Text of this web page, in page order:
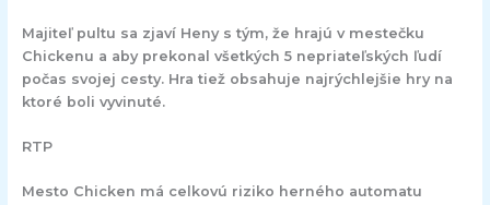
Majiteľ pultu sa zjaví Heny s tým, že hrajú v mestečku
Chickenu a aby prekonal všetkých 5 nepriateľských ľudí
počas svojej cesty. Hra tiež obsahuje najrýchlejšie hry na
ktoré boli vyvinuté.
RTP
Mesto Chicken má celkovú riziko herného automatu